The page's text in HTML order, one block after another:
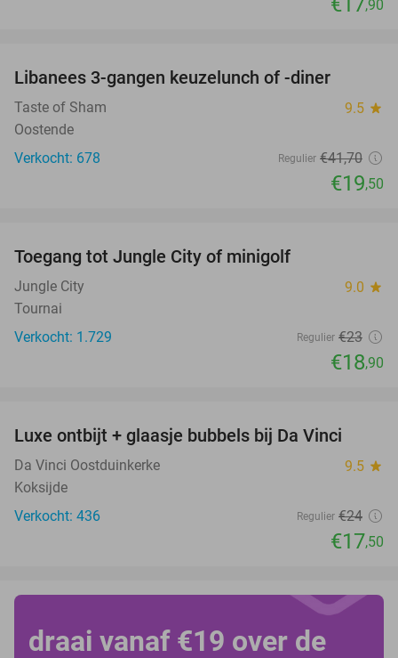
,90
Libanees 3-gangen keuzelunch of -diner
Taste of Sham 9.5 star
Oostende
Verkocht: 678
Regulier €41,70
€19,50
Toegang tot Jungle City of minigolf
Jungle City 9.0 star
Tournai
Verkocht: 1.729
Regulier €23
€18,90
Luxe ontbijt + glaasje bubbels bij Da Vinci
Da Vinci Oostduinkerke 9.5 star
Koksijde
Verkocht: 436
Regulier €24
€17,50
draai vanaf €19 over de